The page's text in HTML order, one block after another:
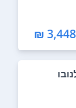
3,448 ₪